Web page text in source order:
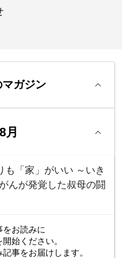
ガジン
月
も「家」がいい ～いき
んが発覚した叔母の闘
お読みに
始ください。
記事をお届けします。